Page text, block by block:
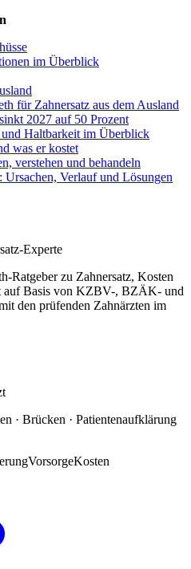
im Überblick
für Zahnersatz aus dem Ausland
2027 auf 50 Prozent
Haltbarkeit im Überblick
was er kostet
verstehen und behandeln
Verlauf und Lösungen
Experte
Ratgeber zu Zahnersatz, Kosten
auf Basis von KZBV-, BZÄK- und
den prüfenden Zahnärzten im
· Brücken · Patientenaufklärung
VorsorgeKosten